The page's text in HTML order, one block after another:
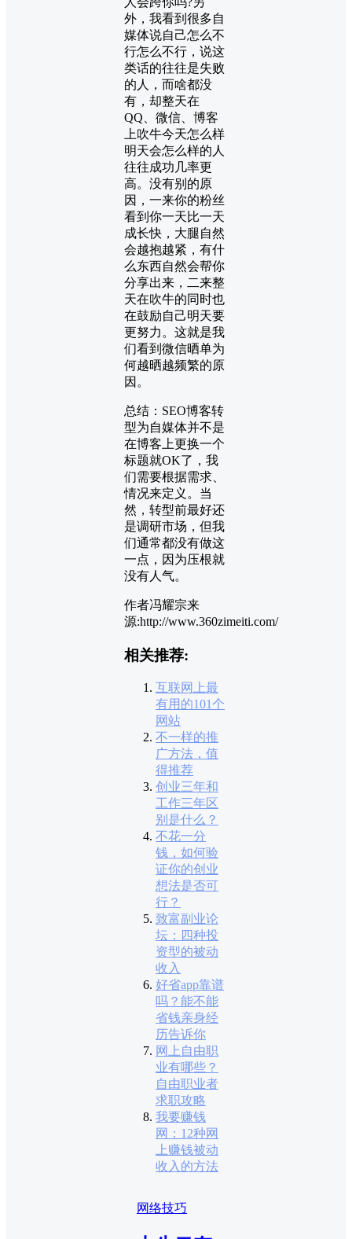
外，我看到很多自
媒体说自己怎么不
行怎么不行，说这
类话的往往是失败
的人，而啥都没
有，却整天在
QQ、微信、博客
上吹牛今天怎么样
明天会怎么样的人
往往成功几率更
高。没有别的原
因，一来你的粉丝
看到你一天比一天
成长快，大腿自然
会越抱越紧，有什
么东西自然会帮你
分享出来，二来整
天在吹牛的同时也
在鼓励自己明天要
更努力。这就是我
们看到微信晒单为
何越晒越频繁的原
因。
总结：SEO博客转
型为自媒体并不是
在博客上更换一个
标题就OK了，我
们需要根据需求、
情况来定义。当
然，转型前最好还
是调研市场，但我
们通常都没有做这
一点，因为压根就
没有人气。
作者冯耀宗来
源:http://www.360zimeiti.com/
相关推荐:
互联网上最
有用的101个
网站
不一样的推
广方法，值
得推荐
创业三年和
工作三年区
别是什么？
不花一分
钱，如何验
证你的创业
想法是否可
行？
致富副业论
坛：四种投
资型的被动
收入
好省app靠谱
吗？能不能
省钱亲身经
历告诉你
网上自由职
业有哪些？
自由职业者
求职攻略
我要赚钱
网：12种网
上赚钱被动
收入的方法
网络技巧